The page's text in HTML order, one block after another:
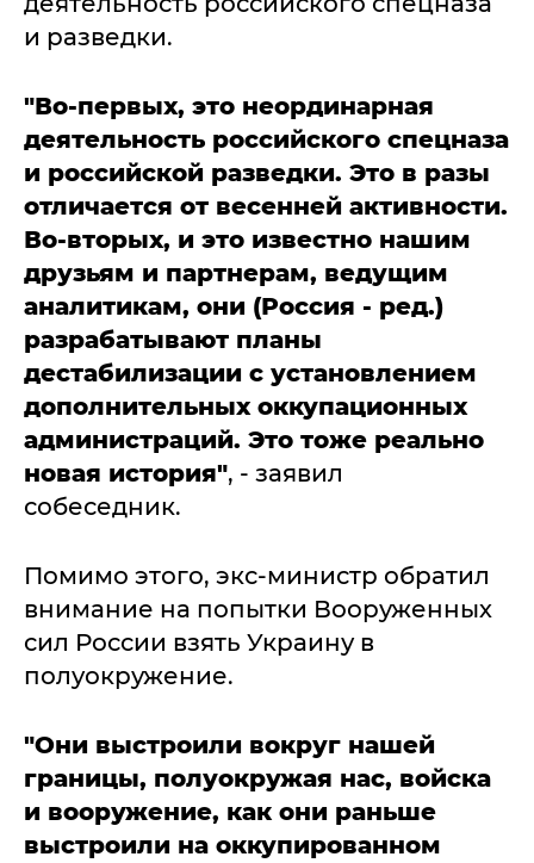
и разведки.
"Во-первых, это неординарная
деятельность российского спецназа
и российской разведки. Это в разы
отличается от весенней активности.
Во-вторых, и это известно нашим
друзьям и партнерам, ведущим
аналитикам, они (Россия - ред.)
разрабатывают планы
дестабилизации с установлением
дополнительных оккупационных
администраций. Это тоже реально
новая история", - заявил
собеседник.
Помимо этого, экс-министр обратил
внимание на попытки Вооруженных
сил России взять Украину в
полуокружение.
"Они выстроили вокруг нашей
границы, полуокружая нас, войска
и вооружение, как они раньше
выстроили на оккупированном